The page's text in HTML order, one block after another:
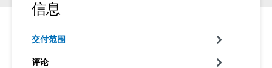
信息
交付范围
评论